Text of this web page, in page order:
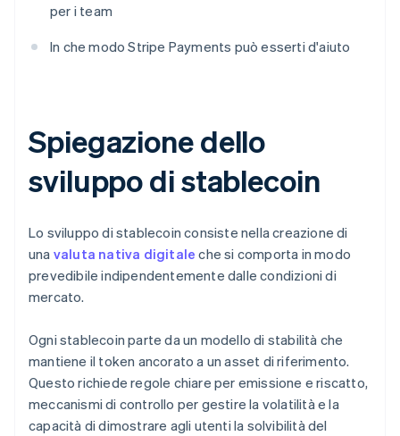
per i team
In che modo Stripe Payments può esserti d'aiuto
Spiegazione dello
sviluppo di stablecoin
Lo sviluppo di stablecoin consiste nella creazione di
una valuta nativa digitale che si comporta in modo
prevedibile indipendentemente dalle condizioni di
mercato.
Ogni stablecoin parte da un modello di stabilità che
mantiene il token ancorato a un asset di riferimento.
Questo richiede regole chiare per emissione e riscatto,
meccanismi di controllo per gestire la volatilità e la
capacità di dimostrare agli utenti la solvibilità del